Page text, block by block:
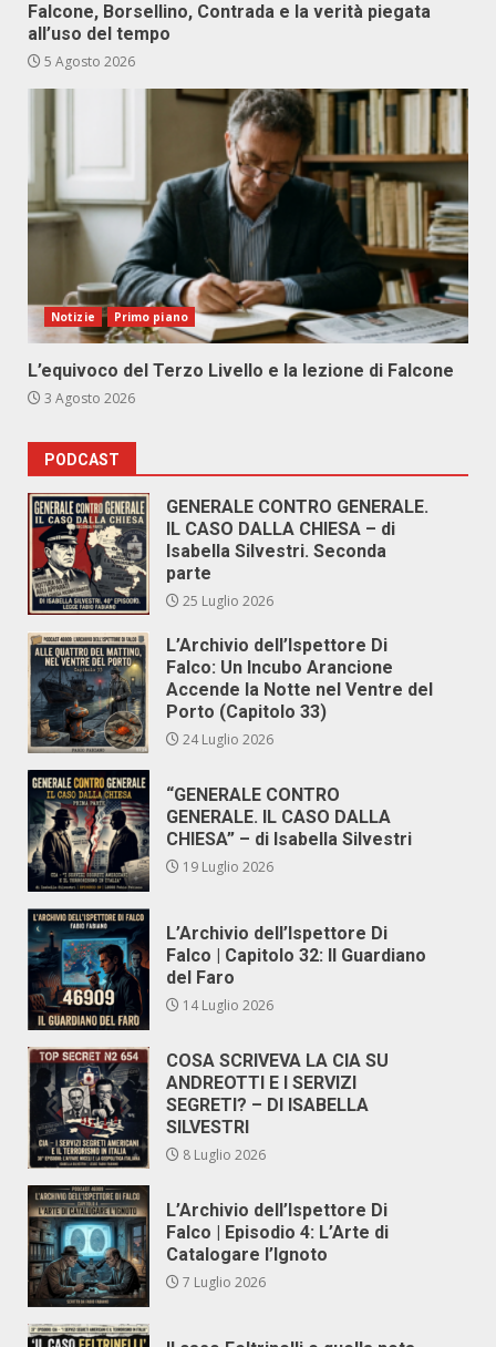
Falcone, Borsellino, Contrada e la verità piegata
all’uso del tempo
5 Agosto 2026
Notizie Primo piano
L’equivoco del Terzo Livello e la lezione di Falcone
3 Agosto 2026
PODCAST
GENERALE CONTRO GENERALE.
IL CASO DALLA CHIESA – di
Isabella Silvestri. Seconda
parte
25 Luglio 2026
L’Archivio dell’Ispettore Di
Falco: Un Incubo Arancione
Accende la Notte nel Ventre del
Porto (Capitolo 33)
24 Luglio 2026
“GENERALE CONTRO
GENERALE. IL CASO DALLA
CHIESA” – di Isabella Silvestri
19 Luglio 2026
L’Archivio dell’Ispettore Di
Falco | Capitolo 32: Il Guardiano
del Faro
14 Luglio 2026
COSA SCRIVEVA LA CIA SU
ANDREOTTI E I SERVIZI
SEGRETI? – DI ISABELLA
SILVESTRI
8 Luglio 2026
L’Archivio dell’Ispettore Di
Falco | Episodio 4: L’Arte di
Catalogare l’Ignoto
7 Luglio 2026